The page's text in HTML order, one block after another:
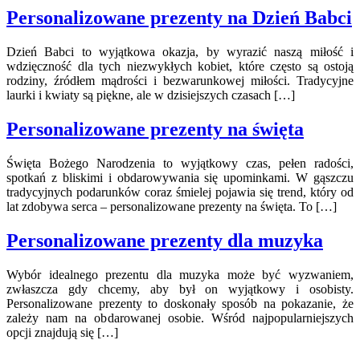
Personalizowane prezenty na Dzień Babci
Dzień Babci to wyjątkowa okazja, by wyrazić naszą miłość i
wdzięczność dla tych niezwykłych kobiet, które często są ostoją
rodziny, źródłem mądrości i bezwarunkowej miłości. Tradycyjne
laurki i kwiaty są piękne, ale w dzisiejszych czasach […]
Personalizowane prezenty na święta
Święta Bożego Narodzenia to wyjątkowy czas, pełen radości,
spotkań z bliskimi i obdarowywania się upominkami. W gąszczu
tradycyjnych podarunków coraz śmielej pojawia się trend, który od
lat zdobywa serca – personalizowane prezenty na święta. To […]
Personalizowane prezenty dla muzyka
Wybór idealnego prezentu dla muzyka może być wyzwaniem,
zwłaszcza gdy chcemy, aby był on wyjątkowy i osobisty.
Personalizowane prezenty to doskonały sposób na pokazanie, że
zależy nam na obdarowanej osobie. Wśród najpopularniejszych
opcji znajdują się […]